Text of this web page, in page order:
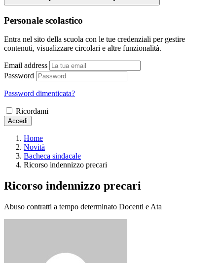
Personale scolastico
Entra nel sito della scuola con le tue credenziali per gestire
contenuti, visualizzare circolari e altre funzionalità.
Email address
Password
Password dimenticata?
Ricordami
Accedi
Home
Novità
Bacheca sindacale
Ricorso indennizzo precari
Ricorso indennizzo precari
Abuso contratti a tempo determinato Docenti e Ata